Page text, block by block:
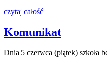
czytaj całość
Komunikat
Dnia 5 czerwca (piątek) szkoła